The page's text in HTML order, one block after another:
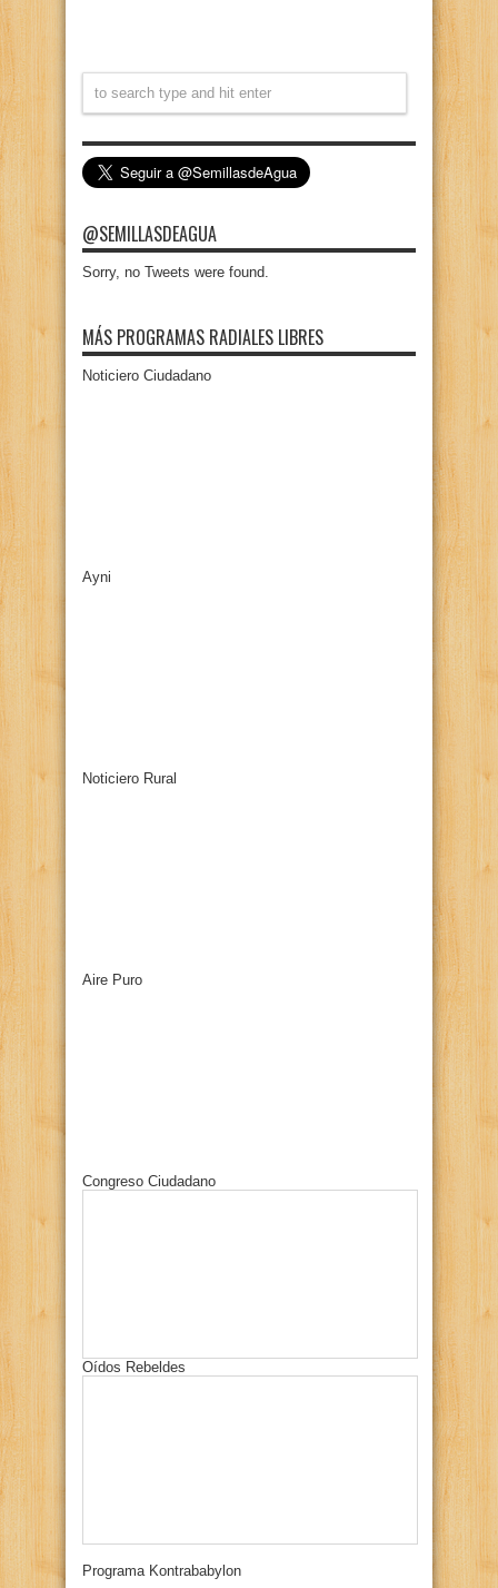
@SEMILLASDEAGUA
Sorry, no Tweets were found.
MÁS PROGRAMAS RADIALES LIBRES
Noticiero Ciudadano
Ayni
Noticiero Rural
Aire Puro
Congreso Ciudadano
Oídos Rebeldes
Programa Kontrababylon